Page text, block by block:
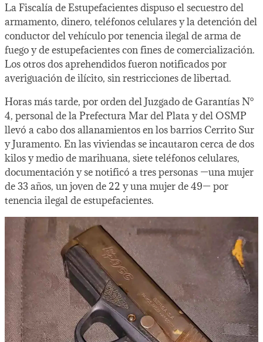
La Fiscalía de Estupefacientes dispuso el secuestro del
armamento, dinero, teléfonos celulares y la detención del
conductor del vehículo por tenencia ilegal de arma de
fuego y de estupefacientes con fines de comercialización.
Los otros dos aprehendidos fueron notificados por
averiguación de ilícito, sin restricciones de libertad.
Horas más tarde, por orden del Juzgado de Garantías N°
4, personal de la Prefectura Mar del Plata y del OSMP
llevó a cabo dos allanamientos en los barrios Cerrito Sur
y Juramento. En las viviendas se incautaron cerca de dos
kilos y medio de marihuana, siete teléfonos celulares,
documentación y se notificó a tres personas —una mujer
de 33 años, un joven de 22 y una mujer de 49— por
tenencia ilegal de estupefacientes.